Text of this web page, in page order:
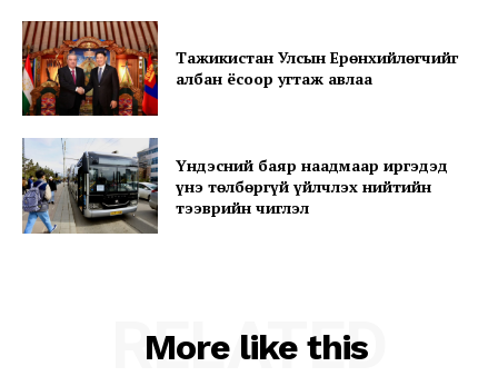
SUBSCRIBE NOW
Company
About
Тажикистан Улсын Ерөнхийлөгчийг
албан ёсоор угтаж авлаа
Үндэсний баяр наадмаар иргэдэд
үнэ төлбөргүй үйлчлэх нийтийн
тээврийн чиглэл
More like this
RELATED